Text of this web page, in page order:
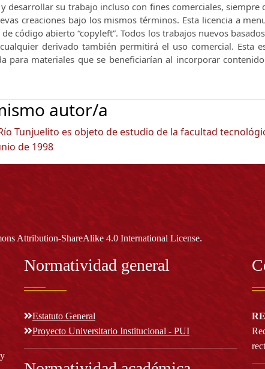
desarrollar su trabajo incluso con fines comerciales, siempre
creaciones bajo los mismos términos. Esta licencia a
código abierto “copyleft”.Todos los trabajos nuevos
derivado también permitirá el uso comercial. Esta
para materiales que se beneficiarían al incorporar
autor/a
Tunjuelito es objeto de estudio de la facultad
de 1998
Attribution-ShareAlike 4.0 International License.
Normatividad general
Estatuto General
Proyecto Universitario Institucional - PUI